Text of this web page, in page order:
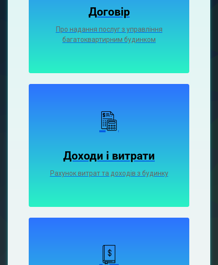
Договір
Про надання послуг з управління
багатоквартирним будинком
Доходи і витрати
Рахунок витрат та доходів з будинку